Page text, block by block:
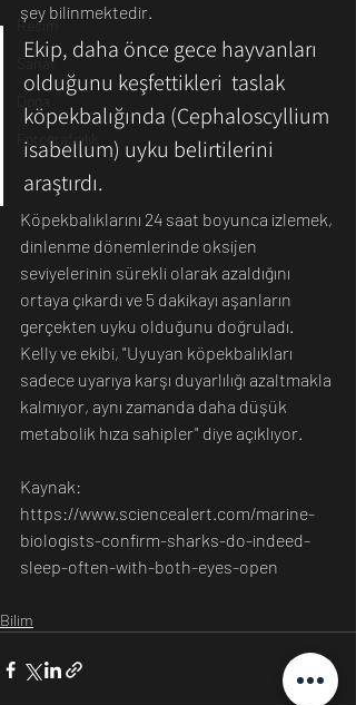
Resim
Sanat
Fotoğrafçılık
şey bilinmektedir.
Ekip, daha önce gece hayvanları
olduğunu keşfettikleri  taslak
köpekbalığında (Cephaloscyllium
isabellum) uyku belirtilerini
araştırdı.
Köpekbalıklarını 24 saat boyunca izlemek,
dinlenme dönemlerinde oksijen
seviyelerinin sürekli olarak azaldığını
ortaya çıkardı ve 5 dakikayı aşanların
gerçekten uyku olduğunu doğruladı.
Kelly ve ekibi, "Uyuyan köpekbalıkları
sadece uyarıya karşı duyarlılığı azaltmakla
kalmıyor, aynı zamanda daha düşük
metabolik hıza sahipler" diye açıklıyor.
Kaynak:
https://www.sciencealert.com/marine-
biologists-confirm-sharks-do-indeed-
sleep-often-with-both-eyes-open
Bilim